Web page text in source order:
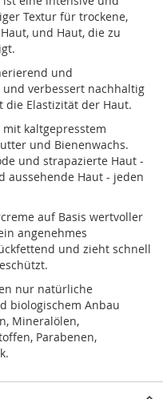
Textur für trockene,
und Haut, die zu
und
verbessert nachhaltig
Elastizität der Haut.
mit kaltgepresstem
und Bienenwachs.
und strapazierte Haut -
aussehende Haut - jeden
auf Basis wertvoller
angenehmes
und zieht schnell
nur natürliche
biologischem Anbau
Mineralölen,
Parabenen,